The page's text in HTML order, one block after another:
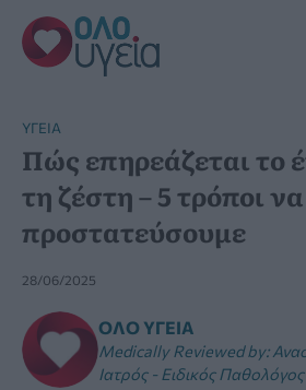
Μετάβαση
στο
περιεχόμενο
YΓΕΊΑ
Πώς επηρεάζεται το
τη ζέστη – 5 τρόποι
προστατεύσουμε
28/06/2025
ΌΛΟ ΥΓΕΊΑ
Medically Reviewed by:
Ιατρός - Ειδικός Παθολόγος